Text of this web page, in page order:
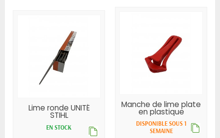
Lime ronde UNITÉ
STIHL
EN STOCK
Manche de lime plate
en plastique
DISPONIBLE SOUS 1
SEMAINE